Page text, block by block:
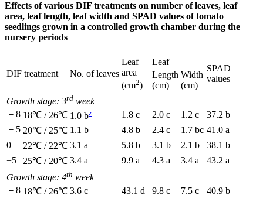
Effects of various DIF treatments on number of leaves, leaf
area, leaf length, leaf width and SPAD values of tomato
seedlings grown in a controlled growth chamber during the
nursery periods
DIF treatment No. of leaves
Leaf
area
(cm2)
Leaf
SPAD
values
Length
(cm)
Width
(cm)
Growth stage: 3rd week
－8 18℃ / 26℃ 1.0 bz 1.8 c 2.0 c 1.2 c
37.2 b
－5 20℃ / 25℃ 1.1 b 4.8 b 2.4 c 1.7 bc 41.0 a
0
22℃ / 22℃ 3.1 a 5.8 b 3.1 b 2.1 b
38.1 b
+5
25℃ / 20℃ 3.4 a 9.9 a 4.3 a 3.4 a
43.2 a
Growth stage: 4th week
－8 18℃ / 26℃ 3.6 c 43.1 d 9.8 c 7.5 c
40.9 b